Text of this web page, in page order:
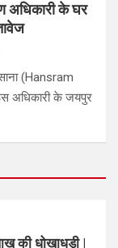
अधिकारी के घर
(Hansram
अधिकारी के जयपुर
की धोखाधड़ी |